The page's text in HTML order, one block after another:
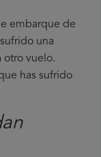
embarque de
una
otro vuelo.
has sufrido